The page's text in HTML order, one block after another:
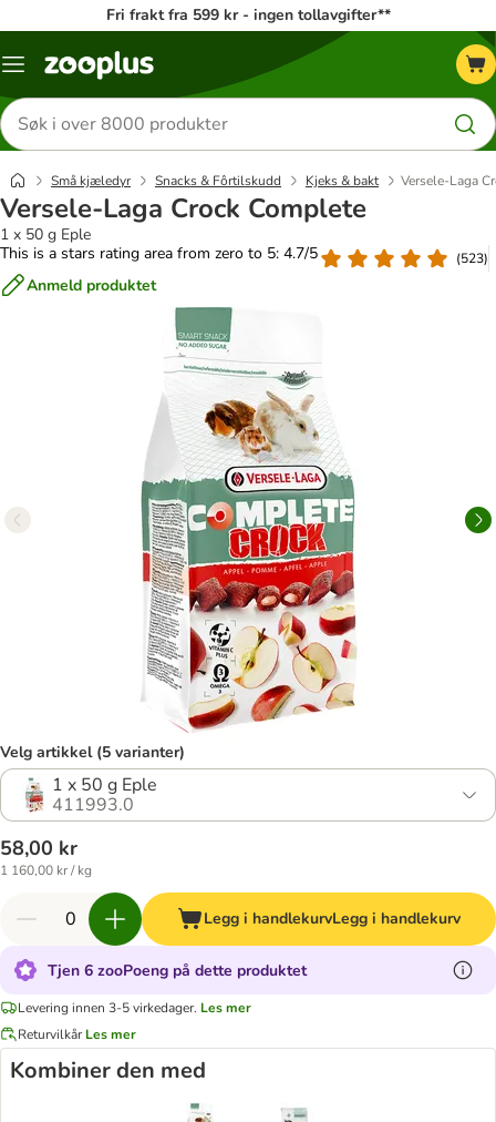
Fri frakt fra 599 kr - ingen tollavgifter**
Katalogmeny
Søk
etter
produkter
Små kjæledyr Snacks & Fôrtilskudd Kjeks & bakt Versele-Laga
Versele-Laga Crock Complete
1 x 50 g Eple
This is a stars rating area from zero to 5: 4.7/5
(523)
Anmeld produktet
Velg artikkel (5 varianter)
1 x 50 g Eple
411993.0
58,00 kr
1 160,00 kr / kg
Legg i handlekurvLegg i handlekurv
Tjen 6 zooPoeng på dette produktet
Levering innen 3-5 virkedager. Les mer
Returvilkår Les mer
Kombiner den med